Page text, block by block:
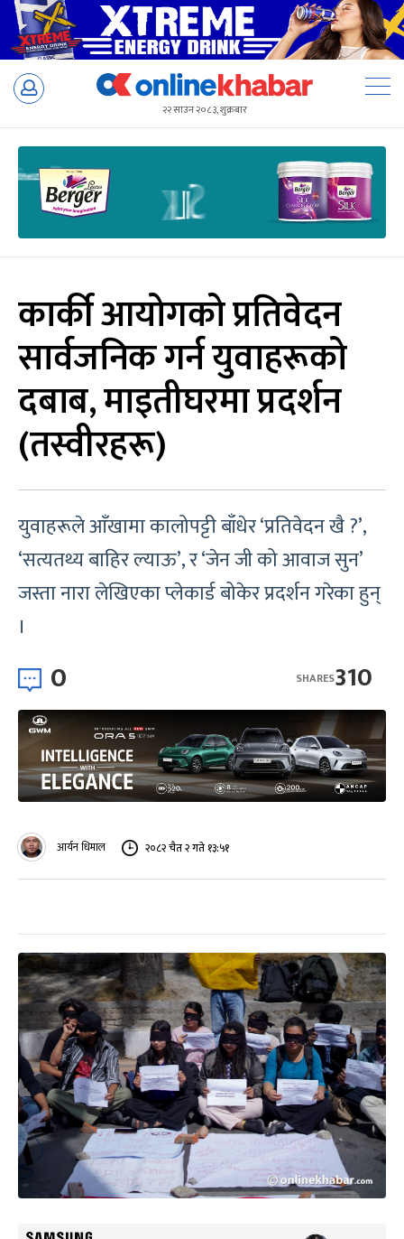
Skip
२२ साउन २०८३, शुक्रबार
कार्की आयोगको प्रतिवेदन
सार्वजनिक गर्न युवाहरूको
दबाब, माइतीघरमा प्रदर्शन
(तस्वीरहरू)
युवाहरूले आँखामा कालोपट्टी बाँधेर ‘प्रतिवेदन खै ?’,
‘सत्यतथ्य बाहिर ल्याऊ’, र ‘जेन जी को आवाज सुन’
जस्ता नारा लेखिएका प्लेकार्ड बोकेर प्रदर्शन गरेका हुन्
।
0 310
SHARES
आर्यन धिमाल २०८२ चैत २ गते १३:५१